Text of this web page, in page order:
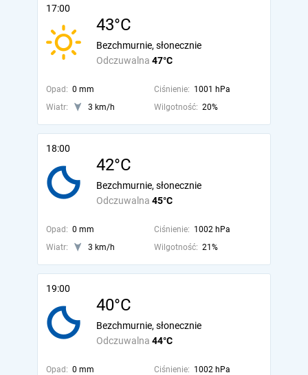
17:00
43°C
Odczuwalna 47°C
Bezchmurnie, słonecznie
Opad: 0 mm Ciśnienie: 1001 hPa
Wiatr:
3 km/h Wilgotność: 20%
18:00
42°C
Odczuwalna 45°C
Bezchmurnie, słonecznie
Opad: 0 mm Ciśnienie: 1002 hPa
Wiatr:
3 km/h Wilgotność: 21%
19:00
40°C
Odczuwalna 44°C
Bezchmurnie, słonecznie
Opad: 0 mm Ciśnienie: 1002 hPa